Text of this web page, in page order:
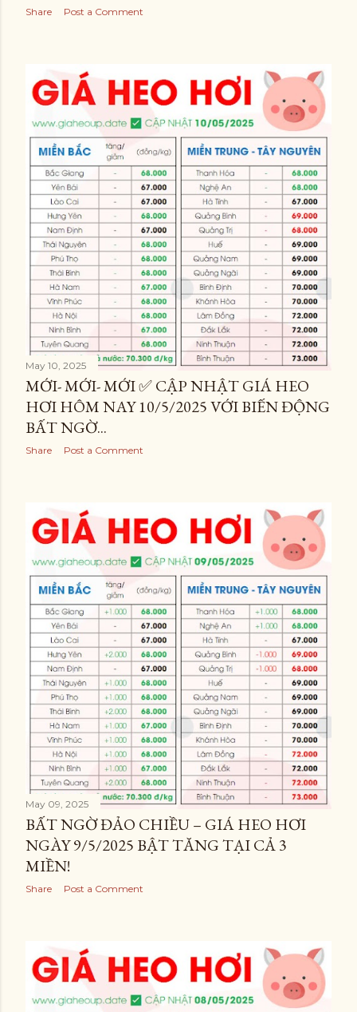
Share Post a Comment
May 10, 2025
MỚI- MỚI- MỚI ✅ CẬP NHẬT GIÁ HEO
HƠI HÔM NAY 10/5/2025 VỚI BIẾN ĐỘNG
BẤT NGỜ...
Share Post a Comment
May 09, 2025
BẤT NGỜ ĐẢO CHIỀU – GIÁ HEO HƠI
NGÀY 9/5/2025 BẬT TĂNG TẠI CẢ 3
MIỀN!
Share Post a Comment